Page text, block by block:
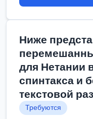
Ниже
для Нетании
спинтакса и
текстовой
Требуются